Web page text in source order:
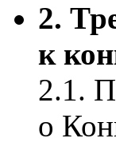
2.
к
2.1.
о